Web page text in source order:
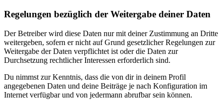
Regelungen bezüglich der Weitergabe deiner Daten
Der Betreiber wird diese Daten nur mit deiner Zustimmung an Dritte
weitergeben, sofern er nicht auf Grund gesetzlicher Regelungen zur
Weitergabe der Daten verpflichtet ist oder die Daten zur
Durchsetzung rechtlicher Interessen erforderlich sind.
Du nimmst zur Kenntnis, dass die von dir in deinem Profil
angegebenen Daten und deine Beiträge je nach Konfiguration im
Internet verfügbar und von jedermann abrufbar sein können.